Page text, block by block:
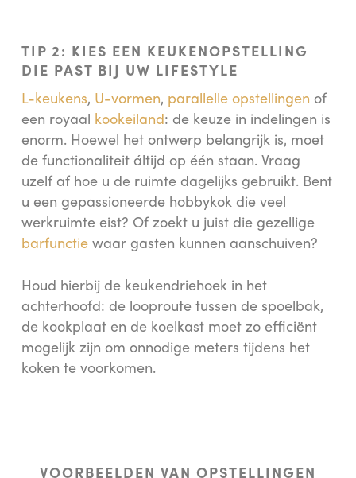
TIP 2: KIES EEN KEUKENOPSTELLING
DIE PAST BIJ UW LIFESTYLE
L-keukens, U-vormen, parallelle opstellingen of
een royaal kookeiland: de keuze in indelingen is
enorm. Hoewel het ontwerp belangrijk is, moet
de functionaliteit áltijd op één staan. Vraag
uzelf af hoe u de ruimte dagelijks gebruikt. Bent
u een gepassioneerde hobbykok die veel
werkruimte eist? Of zoekt u juist die gezellige
barfunctiewaar gasten kunnen aanschuiven?
Houd hierbij de keukendriehoek in het
achterhoofd: de looproute tussen de spoelbak,
de kookplaat en de koelkast moet zo efficiënt
mogelijk zijn om onnodige meters tijdens het
koken te voorkomen.
VOORBEELDEN VAN OPSTELLINGEN